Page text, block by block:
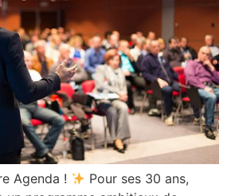
Agenda !
Pour ses 30 ans,